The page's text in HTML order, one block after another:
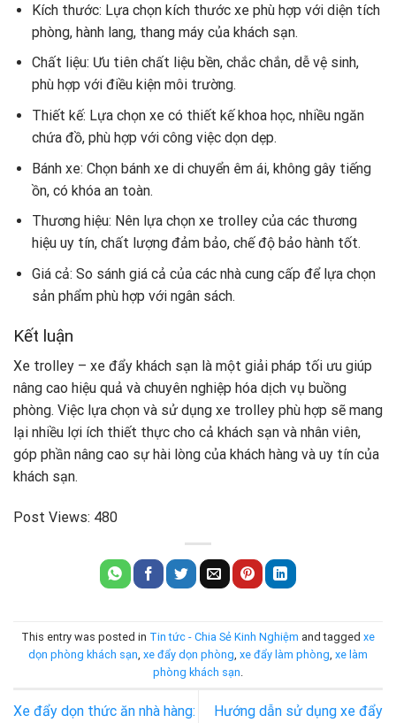
Kích thước: Lựa chọn kích thước xe phù hợp với diện tích
phòng, hành lang, thang máy của khách sạn.
Chất liệu: Ưu tiên chất liệu bền, chắc chắn, dễ vệ sinh,
phù hợp với điều kiện môi trường.
Thiết kế: Lựa chọn xe có thiết kế khoa học, nhiều ngăn
chứa đồ, phù hợp với công việc dọn dẹp.
Bánh xe: Chọn bánh xe di chuyển êm ái, không gây tiếng
ồn, có khóa an toàn.
Thương hiệu: Nên lựa chọn xe trolley của các thương
hiệu uy tín, chất lượng đảm bảo, chế độ bảo hành tốt.
Giá cả: So sánh giá cả của các nhà cung cấp để lựa chọn
sản phẩm phù hợp với ngân sách.
Kết luận
Xe trolley – xe đẩy khách sạn là một giải pháp tối ưu giúp
nâng cao hiệu quả và chuyên nghiệp hóa dịch vụ buồng
phòng. Việc lựa chọn và sử dụng xe trolley phù hợp sẽ mang
lại nhiều lợi ích thiết thực cho cả khách sạn và nhân viên,
góp phần nâng cao sự hài lòng của khách hàng và uy tín của
khách sạn.
Post Views: 480
This entry was posted in Tin tức - Chia Sẻ Kinh Nghiệm and tagged xe
dọn phòng khách sạn xe đẩy dọn phòng xe đẩy làm phòng xe làm
phòng khách sạn
Xe đẩy dọn thức ăn nhà hàng:
Hướng dẫn sử dụng xe đẩy